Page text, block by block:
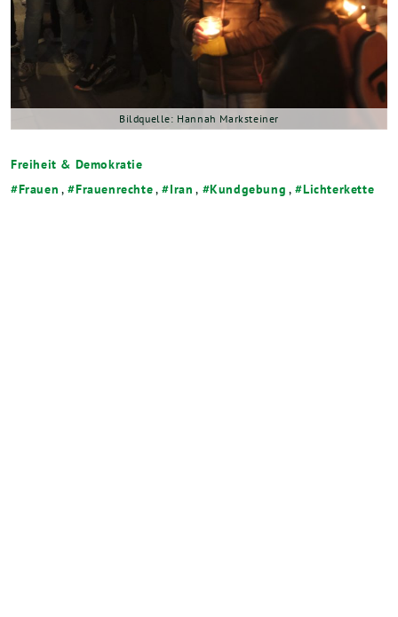
Bild­quel­le: Han­nah Marksteiner
Freiheit & Demokratie
Frauen , Frauenrechte, Iran , Kundgebung , Lichterkette